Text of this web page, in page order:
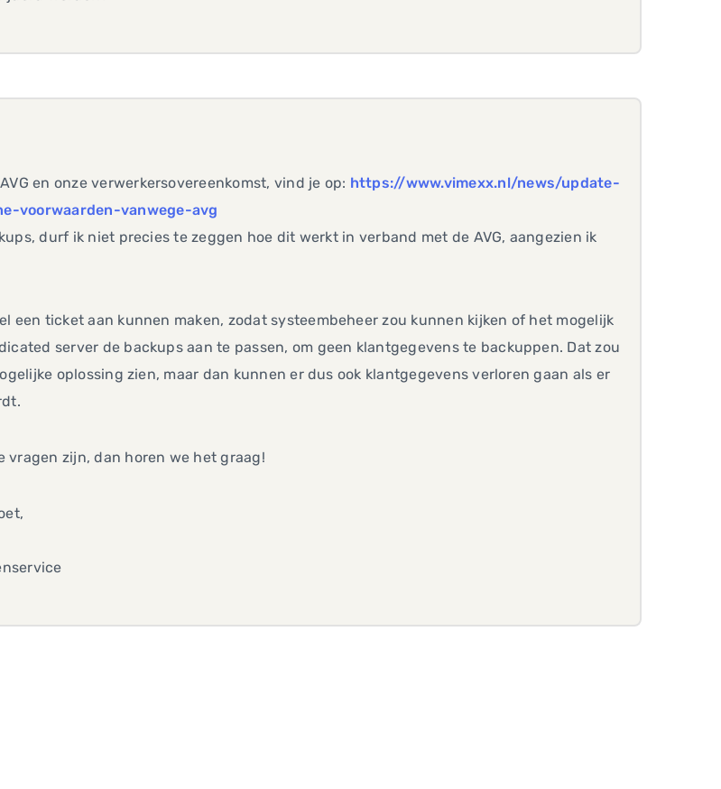
en onze verwerkersovereenkomst, vind je op: https://www.vimexx.nl/news/update-
voorwaarden-vanwege-avg
durf ik niet precies te zeggen hoe dit werkt in verband met de AVG, aangezien ik
een ticket aan kunnen maken, zodat systeembeheer zou kunnen kijken of het mogelijk
server de backups aan te passen, om geen klantgegevens te backuppen. Dat zou
oplossing zien, maar dan kunnen er dus ook klantgegevens verloren gaan als er
vragen zijn, dan horen we het graag!